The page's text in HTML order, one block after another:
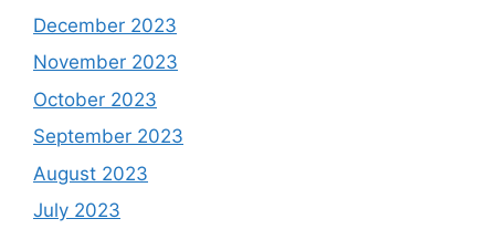
December 2023
November 2023
October 2023
September 2023
August 2023
July 2023